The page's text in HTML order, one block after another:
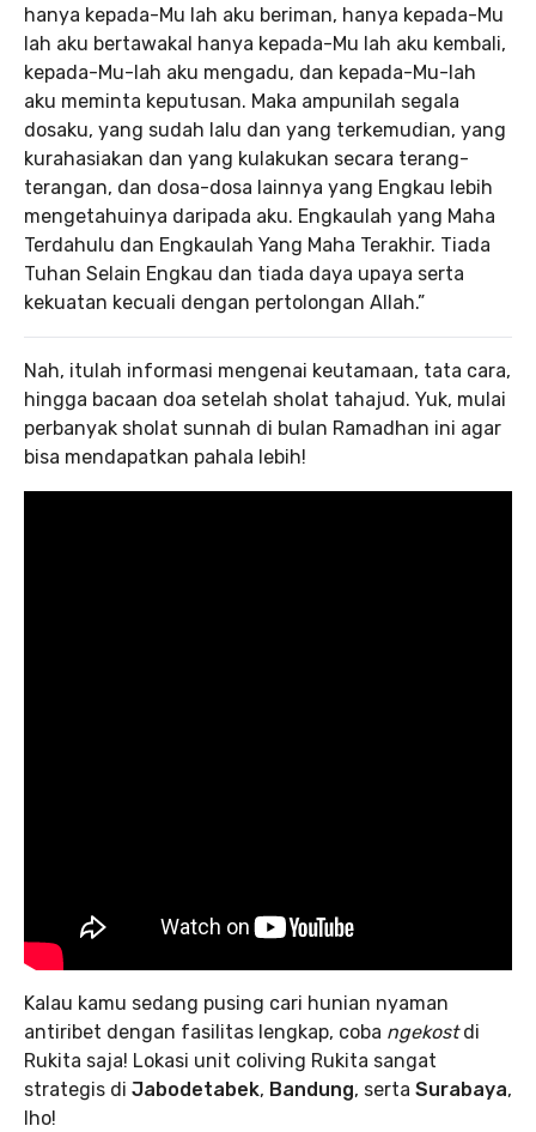
hanya kepada-Mu lah aku beriman, hanya kepada-Mu
lah aku bertawakal hanya kepada-Mu lah aku kembali,
kepada-Mu-lah aku mengadu, dan kepada-Mu-lah
aku meminta keputusan. Maka ampunilah segala
dosaku, yang sudah lalu dan yang terkemudian, yang
kurahasiakan dan yang kulakukan secara terang-
terangan, dan dosa-dosa lainnya yang Engkau lebih
mengetahuinya daripada aku. Engkaulah yang Maha
Terdahulu dan Engkaulah Yang Maha Terakhir. Tiada
Tuhan Selain Engkau dan tiada daya upaya serta
kekuatan kecuali dengan pertolongan Allah.”
Nah, itulah informasi mengenai keutamaan, tata cara,
hingga bacaan doa setelah sholat tahajud. Yuk, mulai
perbanyak sholat sunnah di bulan Ramadhan ini agar
bisa mendapatkan pahala lebih!
Kalau kamu sedang pusing cari hunian nyaman
antiribet dengan fasilitas lengkap, coba ngekostdi
Rukita saja! Lokasi unit coliving Rukita sangat
strategis di Jabodetabek, Bandung, serta Surabaya,
lho!